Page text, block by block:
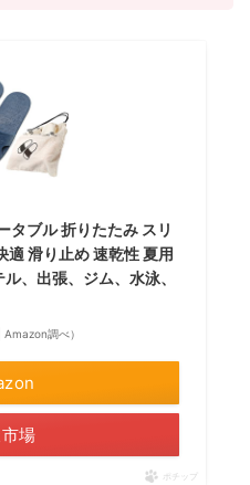
ブル 折りたたみ スリ
適 滑り止め 速乾性 夏用
、出張、ジム、水泳、
調べ）
場
ポチップ